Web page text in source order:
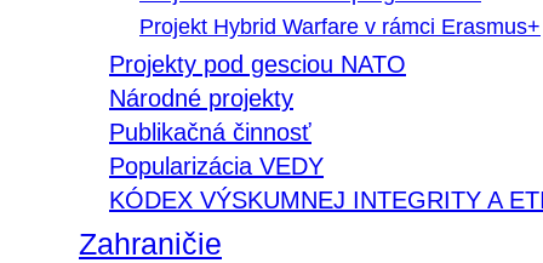
Projekt Hybrid Warfare v rámci Erasmus+
Projekty pod gesciou NATO
Národné projekty
Publikačná činnosť
Popularizácia VEDY
KÓDEX VÝSKUMNEJ INTEGRITY A
Zahraničie